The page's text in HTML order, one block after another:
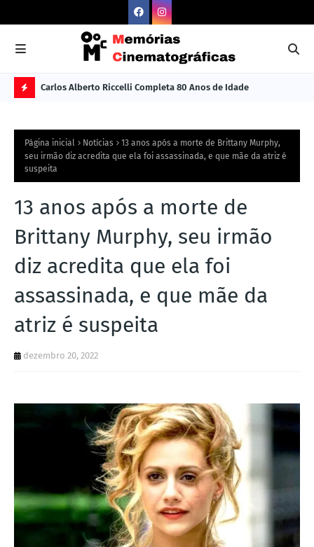
L
M
S
N
O
C
I
S
Carlos Alberto Riccelli Completa 80 Anos de Idade
Página inicial Notícias
13 anos após a morte de Brittany Murphy,
seu irmão diz acredita que ela foi assassinada, e que mãe da atriz é
suspeita
13 anos após a morte de
Brittany Murphy, seu irmão
diz acredita que ela foi
assassinada, e que mãe da
atriz é suspeita
dezembro 20, 2022